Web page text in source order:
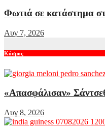
Φωτιά σε κατάστημα
Αυγ 7, 2026
Κόσμος
«Απασφάλισαν»
Αυγ 8, 2026